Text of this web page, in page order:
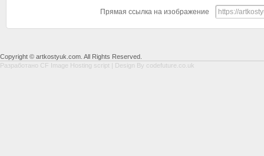
Прямая ссылка на изображение
Copyright © artkostyuk.com. All Rights Reserved.
Разработано CF Image Hosting script | Design By codefuture.co.uk